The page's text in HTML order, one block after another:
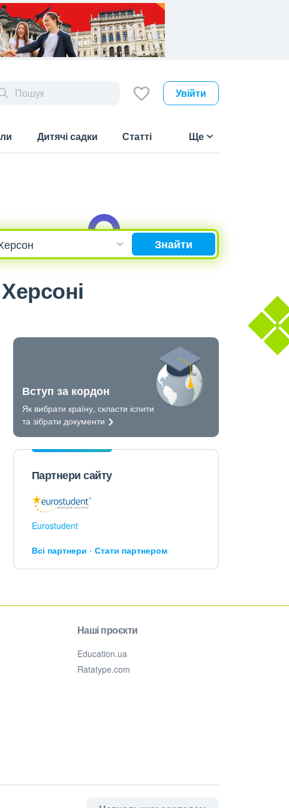
Увійти
Дитячі садки Статті Ще
Знайти
Вступ за кордон
Як вибрати країну, скласти іспити
та зібрати документи
Партнери сайту
Eurostudent
Всі партнери Стати партнером
Наші проєкти
Education.ua
Ratatype.com